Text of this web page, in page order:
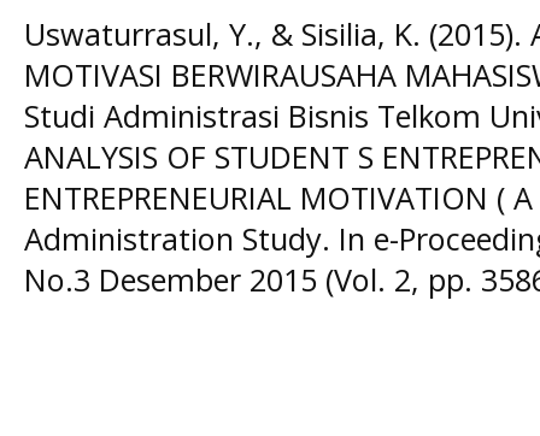
Uswaturrasul, Y., & Sisilia, K. (2015).
MOTIVASI BERWIRAUSAHA
Studi Administrasi Bisnis Telkom
ANALYSIS OF STUDENT S
ENTREPRENEURIAL MOTIVATION (
Administration Study. In e-
No.3 Desember 2015 (Vol. 2, pp.